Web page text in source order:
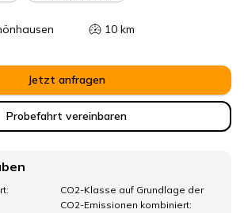
10km
Jetzt anfragen
Probefahrt vereinbaren
CO2-Klasse auf Grundlage der
CO2-Emissionen kombiniert: